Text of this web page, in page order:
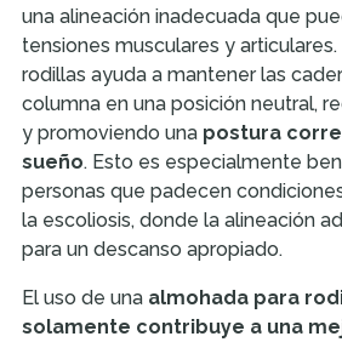
una alineación inadecuada que
tensiones musculares y
rodillas ayuda a mantener las
columna en una posición neutral,
y promoviendo una postura
sueño. Esto es especialmente
personas que padecen
la escoliosis, donde la alineación
para un descanso apropiado.
El uso de una almohada para
solamente contribuye a una